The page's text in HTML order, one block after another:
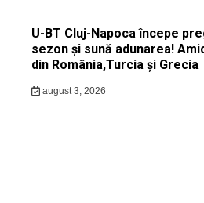
U-BT Cluj-Napoca începe
sezon și sună adunarea!
din România,Turcia și Grecia
august 3, 2026